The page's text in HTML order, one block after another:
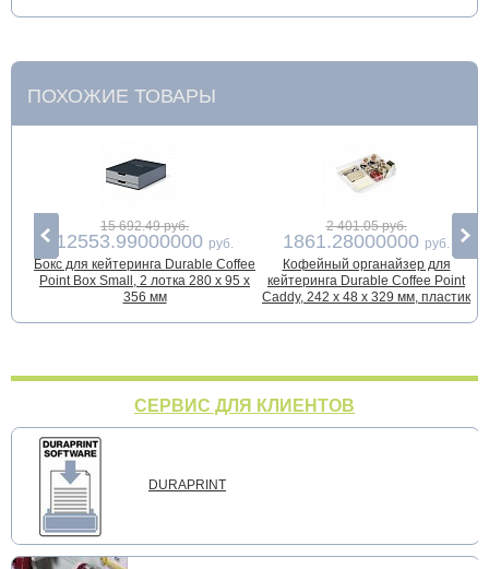
ПОХОЖИЕ ТОВАРЫ
15 692.49 руб.
12553.99000000 руб.
Бокс для кейтеринга Durable Coffee
Point Box Small, 2 лотка 280 x 95 x
356 мм
2 401.05 руб.
1861.28000000 руб.
Кофейный органайзер для
кейтеринга Durable Coffee Point
Caddy, 242 х 48 х 329 мм, пластик
СЕРВИС ДЛЯ КЛИЕНТОВ
DURAPRINT